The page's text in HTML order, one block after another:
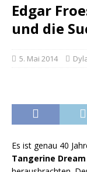
Edgar
und die
5. Mai 2014
Es ist genau 40
Tangerine Dream